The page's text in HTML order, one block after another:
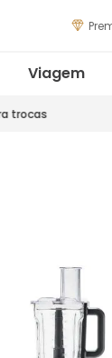
Viagem
trocas